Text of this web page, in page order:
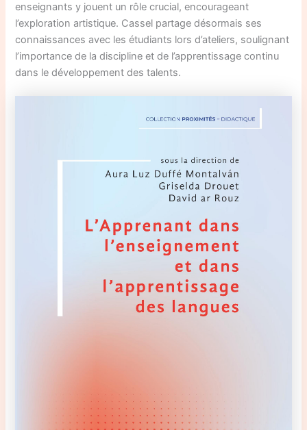
enseignants y jouent un rôle crucial, encourageant
l’exploration artistique. Cassel partage désormais ses
connaissances avec les étudiants lors d’ateliers, soulignant
l’importance de la discipline et de l’apprentissage continu
dans le développement des talents.